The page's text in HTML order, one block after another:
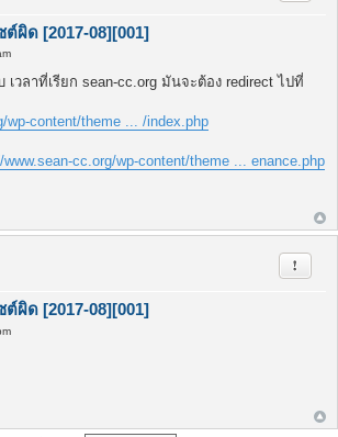
ผิด [2017-08][001]
เวลาที่เรียก sean-cc.org มันจะต้อง redirect ไปที่
wp-content/theme ... /index.php
www.sean-cc.org/wp-content/theme ... enance.php
ผิด [2017-08][001]
รายงา